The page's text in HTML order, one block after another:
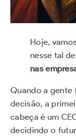
Hoje,
nesse tal de
nas
Quando a gente
decisão, a
cabeça é um
decidindo o